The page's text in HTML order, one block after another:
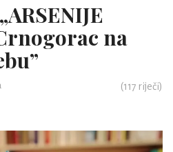
na
(117 riječi)